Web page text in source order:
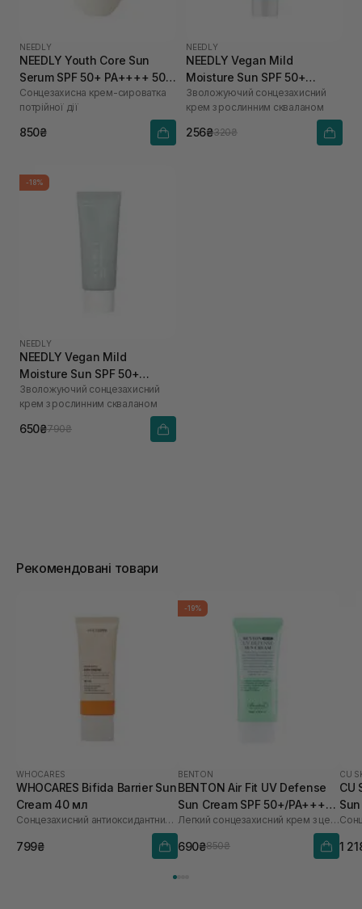
NEEDLY
NEEDLY Youth Core Sun
Serum SPF 50+ PA++++ 50
мл
Сонцезахисна крем-сироватка
потрійної дії
850₴
NEEDLY
NEEDLY Vegan Mild
Moisture Sun SPF 50+
PA++++ 10 мл
Зволожуючий сонцезахисний
крем з рослинним скваланом
256₴320₴
-18%
NEEDLY
NEEDLY Vegan Mild
Moisture Sun SPF 50+
PA++++ 50 мл
Зволожуючий сонцезахисний
крем з рослинним скваланом
650₴790₴
Рекомендовані товари
WHOCARES
WHOCARES Bifida Barrier Sun
Cream 40 мл
Сонцезахисний антиоксидантний крем
799₴
-19%
BENTON
BENTON Air Fit UV Defense
Sun Cream SPF 50+/PA++++
50 мл
Легкий сонцезахисний крем з центелою
690₴850₴
CU
CU
60
1